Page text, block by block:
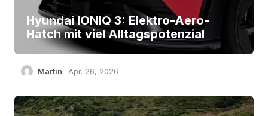
Hyundai IONIQ 3: Elektro-Aero-
Hatch mit viel Alltagspotenzial
Martin Apr. 26, 2026